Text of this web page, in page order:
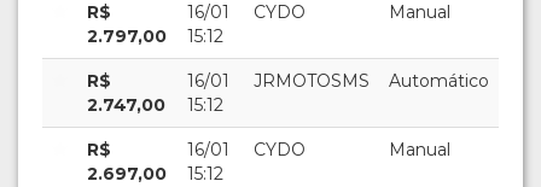
R$
2.797,00
16/01
15:12
CYDO Manual
R$
2.747,00
16/01
15:12
JRMOTOSMS Automático
R$
2.697,00
16/01
15:12
CYDO Manual